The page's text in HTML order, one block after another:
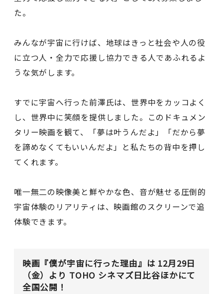
た。
みんなが宇宙に行けば、地球はきっと社会や人の役
に立つ人・全力で応援し協力できる人であふれるよ
うな気がします。
すでに宇宙へ行った前澤氏は、世界中をカッコよく
し、世界中に笑顔を提供しました。このドキュメン
タリー映画を観て、「夢は叶うんだよ」「だから夢
を諦めなくてもいいんだよ」と私たちの背中を押し
てくれます。
唯一無二の映像美と鮮やかな色、音が魅せる圧倒的
宇宙体験のリアリティは、映画館のスクリーンで追
体験できます。
映画『僕が宇宙に⾏った理由』は 12⽉29⽇
（金）より TOHO シネマズ⽇⽐⾕ほかにて
全国公開！